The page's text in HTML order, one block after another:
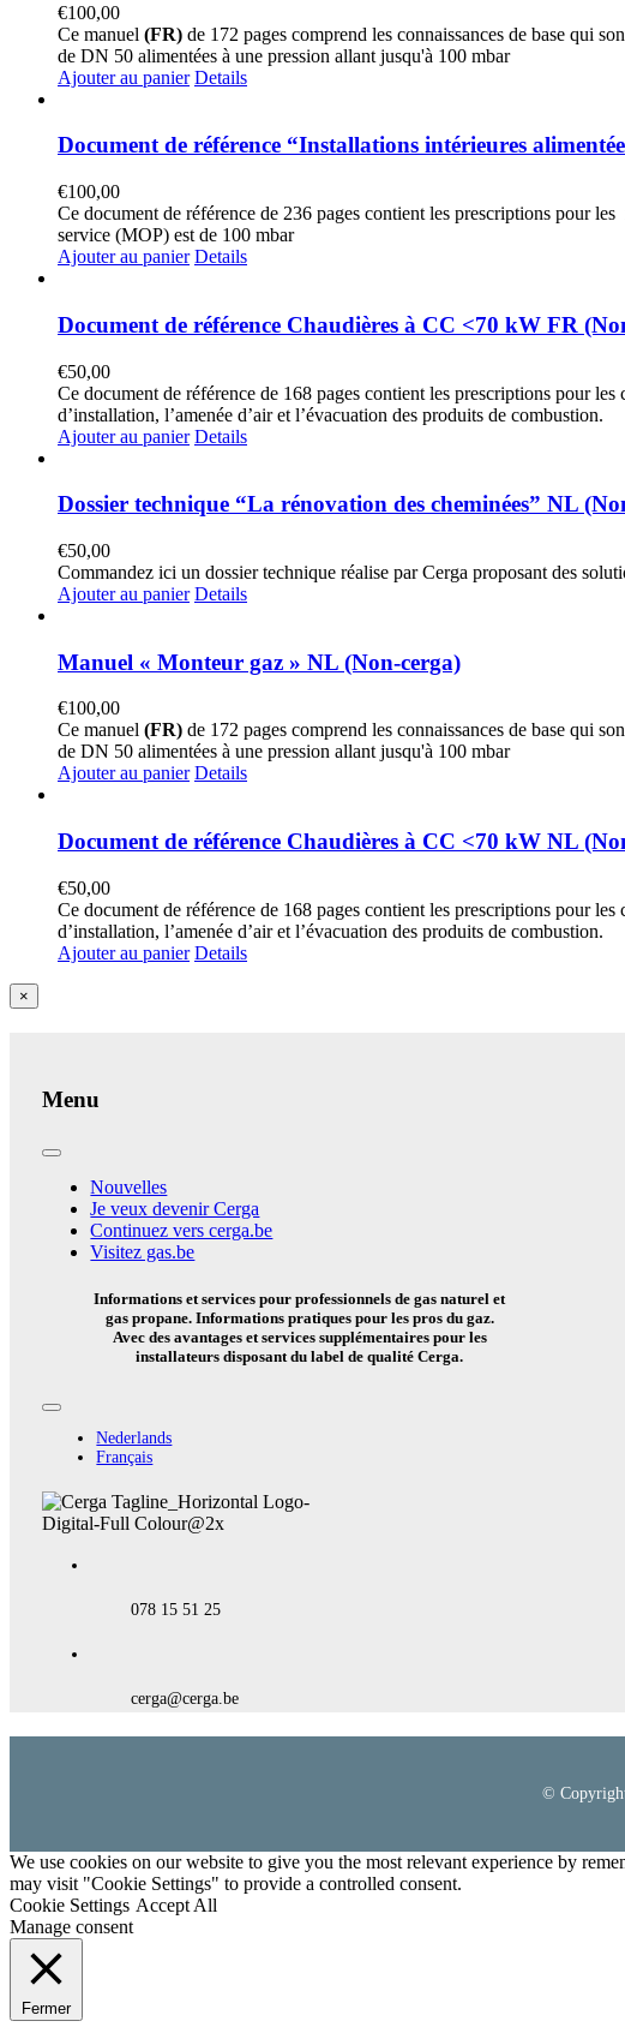
€100,00
Ce manuel (FR) de 172 pages comprend les connaissances de base qui
de DN 50 alimentées à une pression allant jusqu'à 100 mbar
Ajouter au panier Details
Document de référence “Installations intérieures
€100,00
Ce document de référence de 236 pages contient les prescriptions pour
service (MOP) est de 100 mbar
Ajouter au panier Details
Document de référence Chaudières à CC <70 kW FR
€50,00
Ce document de référence de 168 pages contient les prescriptions pour
d’installation, l’amenée d’air et l’évacuation des produits de combustion.
Ajouter au panier Details
Dossier technique “La rénovation des cheminées” NL
€50,00
Commandez ici un dossier technique réalise par Cerga proposant des
Ajouter au panier Details
Manuel « Monteur gaz » NL (Non-cerga)
€100,00
Ce manuel (FR) de 172 pages comprend les connaissances de base qui
de DN 50 alimentées à une pression allant jusqu'à 100 mbar
Ajouter au panier Details
Document de référence Chaudières à CC <70 kW NL
€50,00
Ce document de référence de 168 pages contient les prescriptions pour
d’installation, l’amenée d’air et l’évacuation des produits de combustion.
Ajouter au panier Details
Close
product
×
Menu
Toggle
NavigationNouvelles
Je veux devenir Cerga
Continuez vers cerga.be
Visitez gas.be
Informations et services pour professionnels de gas naturel et
gas propane. Informations pratiques pour les pros du gaz.
Avec des avantages et services supplémentaires pour les
installateurs disposant du label de qualité Cerga.
Toggle
NavigationNederlands
Français
078 15 51 25
cerga@cerga.be
©
We use cookies on our website to give you the most relevant experience by
may visit "Cookie Settings" to provide a controlled consent.
Cookie Settings Accept All
Manage consent
Fermer